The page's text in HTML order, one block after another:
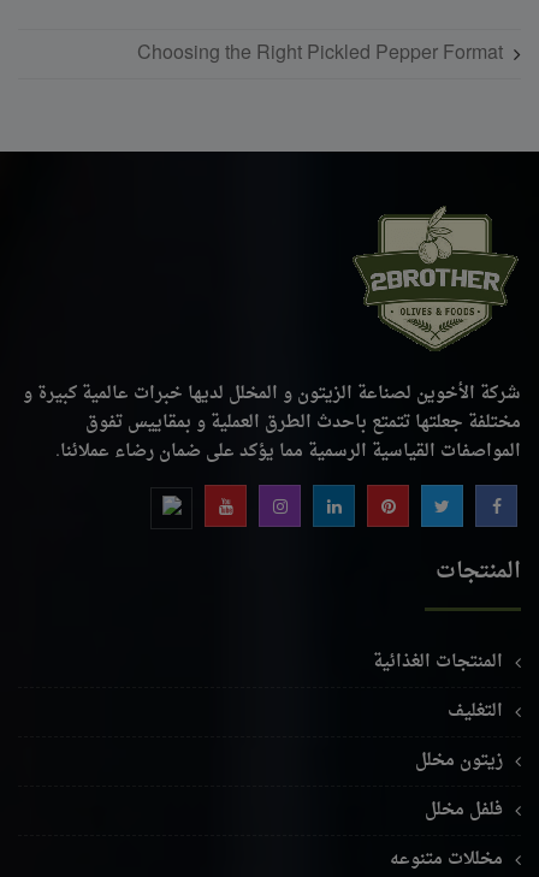
Choosing the Right Pickled Pepper Format
شركة الأخوين لصناعة الزيتون و المخلل لديها خبرات عالمية كبيرة و
مختلفة جعلتها تتمتع باحدث الطرق العملية و بمقاييس تفوق
المواصفات القياسية الرسمية مما يؤكد على ضمان رضاء عملائنا.
المنتجات
المنتجات الغذائية
التغليف
زيتون مخلل
فلفل مخلل
مخللات متنوعه